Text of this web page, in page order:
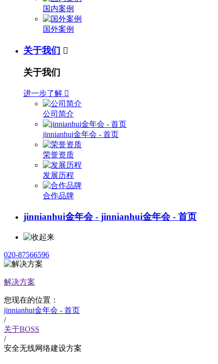
国内案例
国外案例
关于我们 
关于我们
进一步了解 
公司简介
jinnianhui金年会 - 首页
荣誉资质
发展历程
合作品牌
jinnianhui金年会 - jinnianhui金年会 - 首页
020-87566596
解决方案
您现在的位置：
jinnianhui金年会 - 首页
/
关于BOSS
/
安全无线网络建设方案